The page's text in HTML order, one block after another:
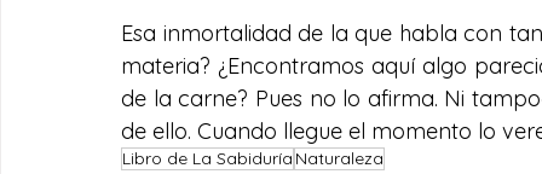
Esa inmortalidad de la que habla con
materia? ¿Encontramos aquí algo
de la carne? Pues no lo afirma. Ni
de ello. Cuando llegue el momento lo
Libro de La Sabiduría Naturaleza